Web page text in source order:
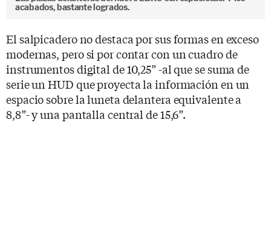
acabados, bastante logrados.
El salpicadero no destaca por sus formas en exceso
modernas, pero si por contar con un cuadro de
instrumentos digital de 10,25” -al que se suma de
serie un HUD que proyecta la información en un
espacio sobre la luneta delantera equivalente a
8,8”- y una pantalla central de 15,6”.